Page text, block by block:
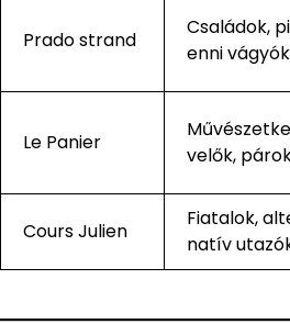
Prado strand
Családok,
enni vágyók
Le Panier
velők,
Cours Julien
Fiatalok,
natív